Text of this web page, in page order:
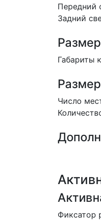
Передний
Задний
Габариты
Число
Фиксатор